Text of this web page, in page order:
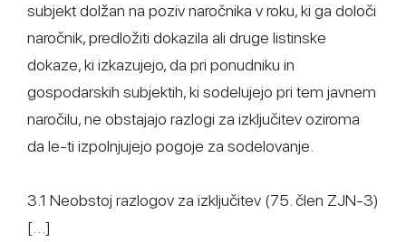
subjekt dolžan na poziv naročnika v roku, ki ga določi
naročnik, predložiti dokazila ali druge listinske
dokaze, ki izkazujejo, da pri ponudniku in
gospodarskih subjektih, ki sodelujejo pri tem javnem
naročilu, ne obstajajo razlogi za izključitev oziroma
da le-ti izpolnjujejo pogoje za sodelovanje.
3.1 Neobstoj razlogov za izključitev (75. člen ZJN-3)
[…]